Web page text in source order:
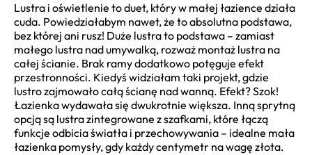
Lustra i oświetlenie to duet, który w małej łazience działa
cuda. Powiedziałabym nawet, że to absolutna podstawa,
bez której ani rusz! Duże lustra to podstawa – zamiast
małego lustra nad umywalką, rozważ montaż lustra na
całej ścianie. Brak ramy dodatkowo potęguje efekt
przestronności. Kiedyś widziałam taki projekt, gdzie
lustro zajmowało całą ścianę nad wanną. Efekt? Szok!
Łazienka wydawała się dwukrotnie większa. Inną sprytną
opcją są lustra zintegrowane z szafkami, które łączą
funkcje odbicia światła i przechowywania – idealne mała
łazienka pomysły, gdy każdy centymetr na wagę złota.